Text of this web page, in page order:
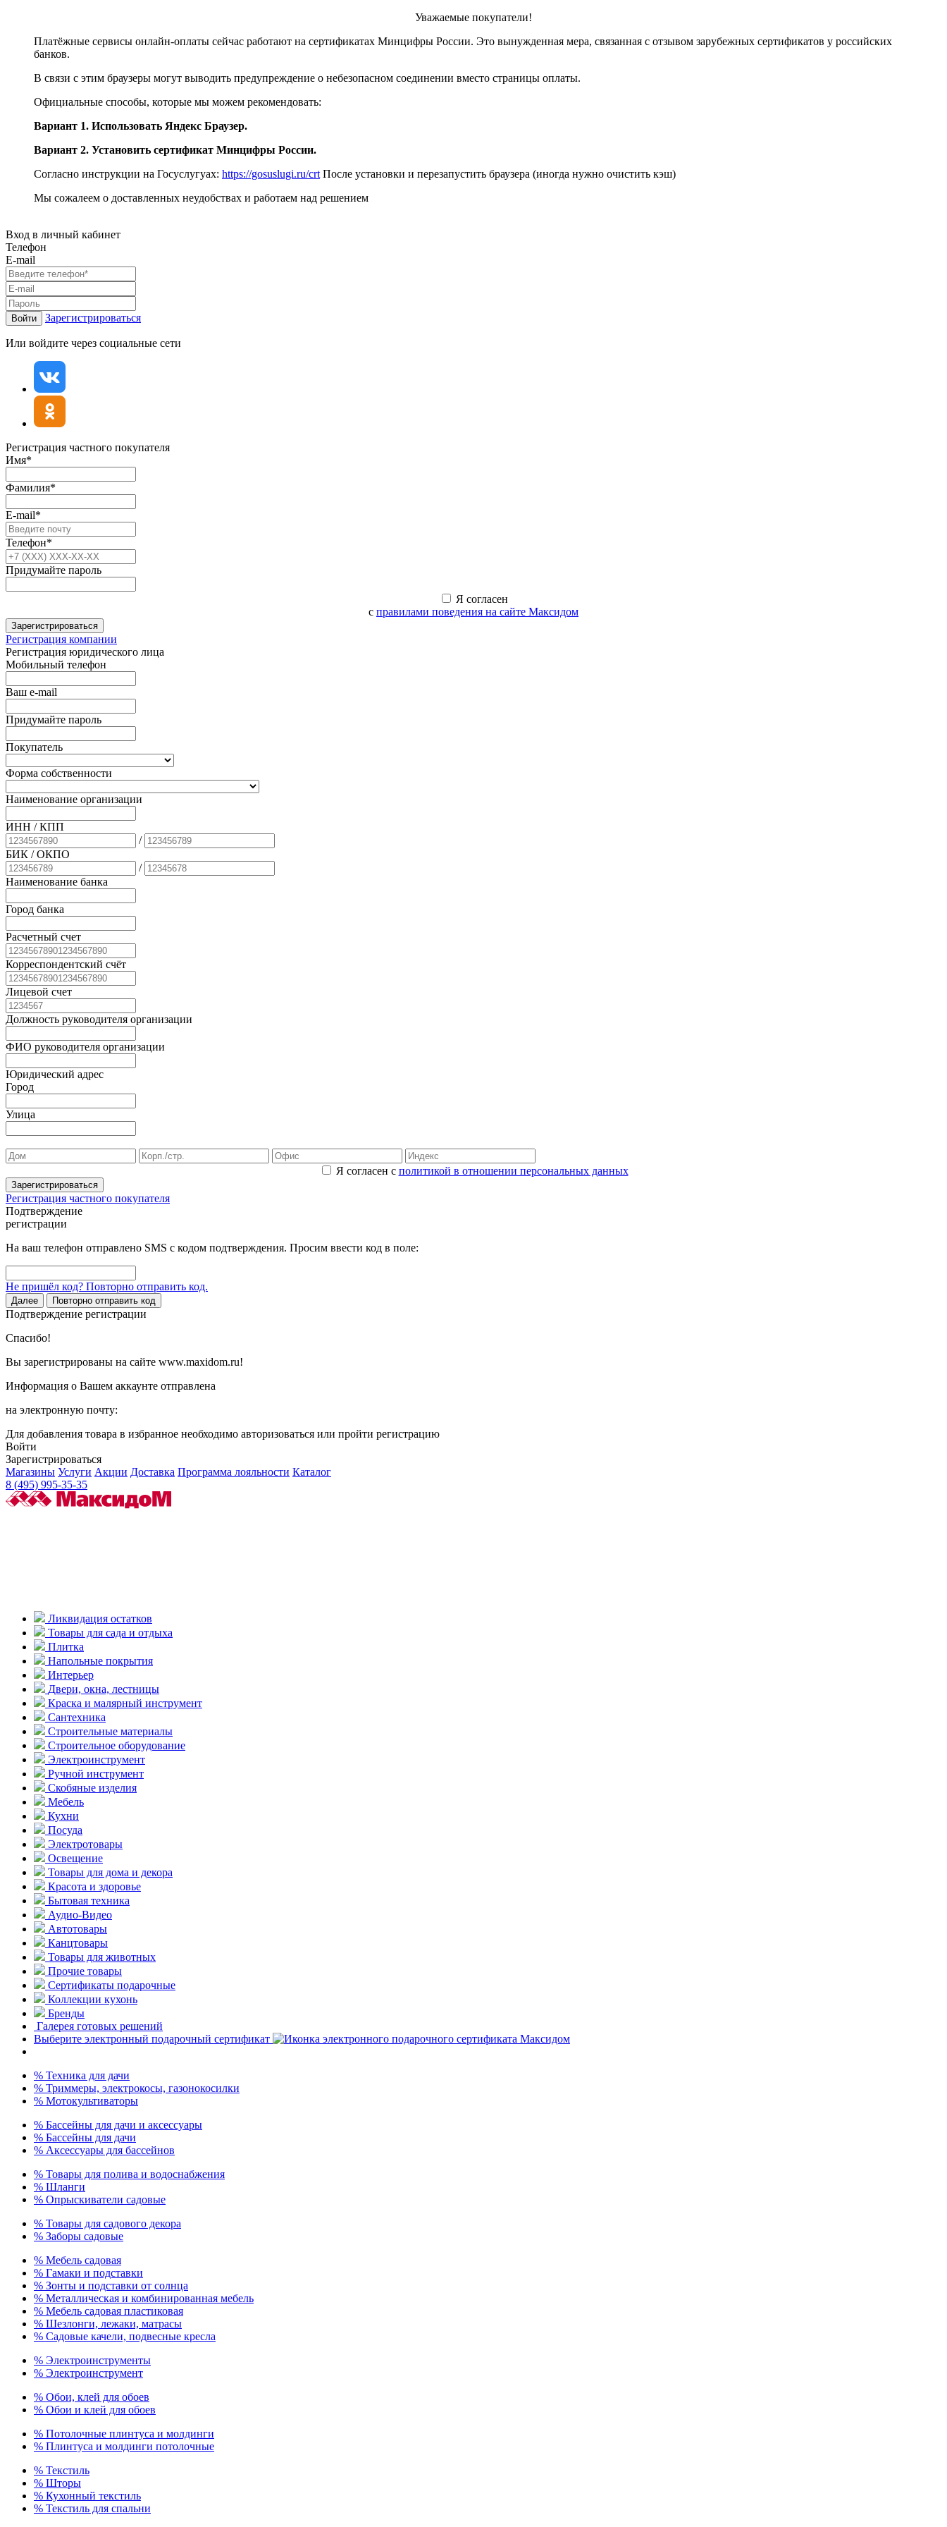
Уважаемые покупатели!
Платёжные сервисы онлайн-оплаты сейчас работают на сертификатах Минцифры России. Это вынужденная мера, связанная с отзывом зарубежных сертификатов у российских
банков.
В связи с этим браузеры могут выводить предупреждение о небезопасном соединении вместо страницы оплаты.
Официальные способы, которые мы можем рекомендовать:
Вариант 1. Использовать Яндекс Браузер.
Вариант 2. Установить сертификат Минцифры России.
Cогласно инструкции на Госуслугуах: https://gosuslugi.ru/crt После установки и перезапустить браузера (иногда нужно очистить кэш)
Мы сожалеем о доставленных неудобствах и работаем над решением
Вход в личный кабинет
Телефон
E-mail
Войти Зарегистрироваться
Или войдите через социальные сети
Регистрация частного покупателя
Имя*
Фамилия*
E-mail*
Телефон*
Придумайте пароль
Я согласен
с правилами поведения на сайте Максидом
Зарегистрироваться
Регистрация компании
Регистрация юридического лица
Мобильный телефон
Ваш e-mail
Придумайте пароль
Покупатель
Форма собственности
Наименование организации
ИНН / КПП
/
БИК / ОКПО
/
Наименование банка
Город банка
Расчетный счет
Корреспондентский счёт
Лицевой счет
Должность руководителя организации
ФИО руководителя организации
Юридический адрес
Город
Улица
Я согласен с политикой в отношении персональных данных
Зарегистрироваться
Регистрация частного покупателя
Подтверждение
регистрации
На ваш телефон отправлено SMS с кодом подтверждения. Просим ввести код в поле:
Не пришёл код? Повторно отправить код.
Далее Повторно отправить код
Подтверждение регистрации
Спасибо!
Вы зарегистрированы на сайте www.maxidom.ru!
Информация о Вашем аккаунте отправлена
на электронную почту:
Для добавления товара в избранное необходимо авторизоваться или пройти регистрацию
Войти
Зарегистрироваться
Магазины Услуги Акции Доставка Программа лояльности Каталог
8 (495) 995-35-35
Ликвидация остатков
Товары для сада и отдыха
Плитка
Напольные покрытия
Интерьер
Двери, окна, лестницы
Краска и малярный инструмент
Сантехника
Строительные материалы
Строительное оборудование
Электроинструмент
Ручной инструмент
Скобяные изделия
Мебель
Кухни
Посуда
Электротовары
Освещение
Товары для дома и декора
Красота и здоровье
Бытовая техника
Аудио-Видео
Автотовары
Канцтовары
Товары для животных
Прочие товары
Сертификаты подарочные
Коллекции кухонь
Бренды
Галерея готовых решений
Выберите электронный подарочный сертификат
% Техника для дачи
% Триммеры, электрокосы, газонокосилки
% Мотокультиваторы
% Бассейны для дачи и аксессуары
% Бассейны для дачи
% Аксессуары для бассейнов
% Товары для полива и водоснабжения
% Шланги
% Опрыскиватели садовые
% Товары для садового декора
% Заборы садовые
% Мебель садовая
% Гамаки и подставки
% Зонты и подставки от солнца
% Металлическая и комбинированная мебель
% Мебель садовая пластиковая
% Шезлонги, лежаки, матрасы
% Садовые качели, подвесные кресла
% Электроинструменты
% Электроинструмент
% Обои, клей для обоев
% Обои и клей для обоев
% Потолочные плинтуса и молдинги
% Плинтуса и молдинги потолочные
% Текстиль
% Шторы
% Кухонный текстиль
% Текстиль для спальни